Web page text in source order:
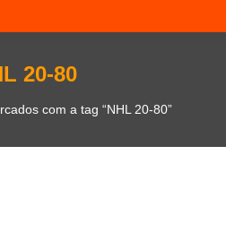
20-80
com a tag “NHL 20-80”